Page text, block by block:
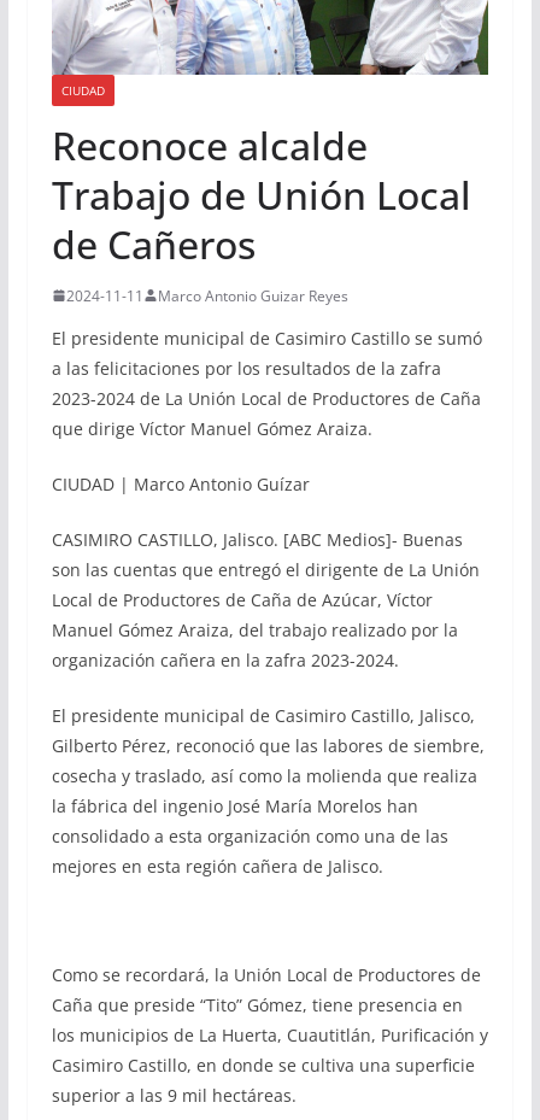
CIUDAD
Reconoce alcalde
Trabajo de Unión Local
de Cañeros
2024-11-11 Marco Antonio Guizar Reyes
El presidente municipal de Casimiro Castillo se sumó
a las felicitaciones por los resultados de la zafra
2023-2024 de La Unión Local de Productores de Caña
que dirige Víctor Manuel Gómez Araiza.
CIUDAD | Marco Antonio Guízar
CASIMIRO CASTILLO, Jalisco. [ABC Medios]- Buenas
son las cuentas que entregó el dirigente de La Unión
Local de Productores de Caña de Azúcar, Víctor
Manuel Gómez Araiza, del trabajo realizado por la
organización cañera en la zafra 2023-2024.
El presidente municipal de Casimiro Castillo, Jalisco,
Gilberto Pérez, reconoció que las labores de siembre,
cosecha y traslado, así como la molienda que realiza
la fábrica del ingenio José María Morelos han
consolidado a esta organización como una de las
mejores en esta región cañera de Jalisco.
Como se recordará, la Unión Local de Productores de
Caña que preside “Tito” Gómez, tiene presencia en
los municipios de La Huerta, Cuautitlán, Purificación y
Casimiro Castillo, en donde se cultiva una superficie
superior a las 9 mil hectáreas.